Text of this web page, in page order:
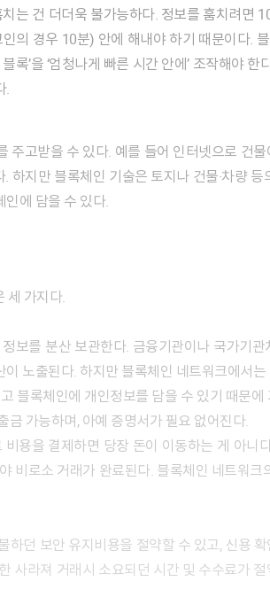
는 건 더더욱 불가능하다. 정보를 훔치려면
의 경우 10분) 안에 해내야 하기 때문이다.
록’을 ‘엄청나게 빠른 시간 안에’ 조작해야
.
주고받을 수 있다. 예를 들어 인터넷으로 건
지만 블록체인 기술은 토지나 건물·차량
인에 담을 수 있다.
세 가지다.
를 분산 보관한다. 금융기관이나 국가기
노출된다. 하지만 블록체인 네트워크에서
블록체인에 개인정보를 담을 수 있기 때문에
가능하며, 아예 증명서가 필요 없어진다.
용을 결제하면 당장 돈이 이동하는 게 아니
비로소 거래가 완료된다. 블록체인 네트워크
던 보안 유지비용을 절약할 수 있고, 신용
사라져 거래시 소요되던 시간 및 수수료가